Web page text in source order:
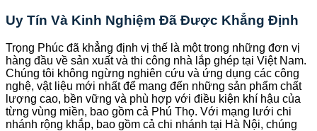
Uy Tín Và Kinh Nghiệm Đã Được Khẳng Định
Trọng Phúc đã khẳng định vị thế là một trong những đơn vị
hàng đầu về sản xuất và thi công nhà lắp ghép tại Việt Nam.
Chúng tôi không ngừng nghiên cứu và ứng dụng các công
nghệ, vật liệu mới nhất để mang đến những sản phẩm chất
lượng cao, bền vững và phù hợp với điều kiện khí hậu của
từng vùng miền, bao gồm cả Phú Thọ. Với mạng lưới chi
nhánh rộng khắp, bao gồm cả chi nhánh tại Hà Nội, chúng